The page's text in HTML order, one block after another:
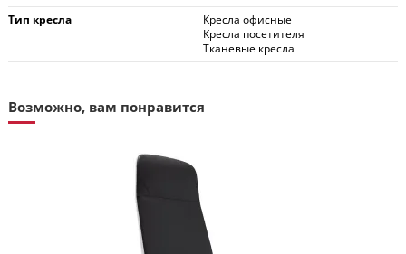
Тип кресла
Кресла офисные
Кресла посетителя
Тканевые кресла
Возможно, вам понравится